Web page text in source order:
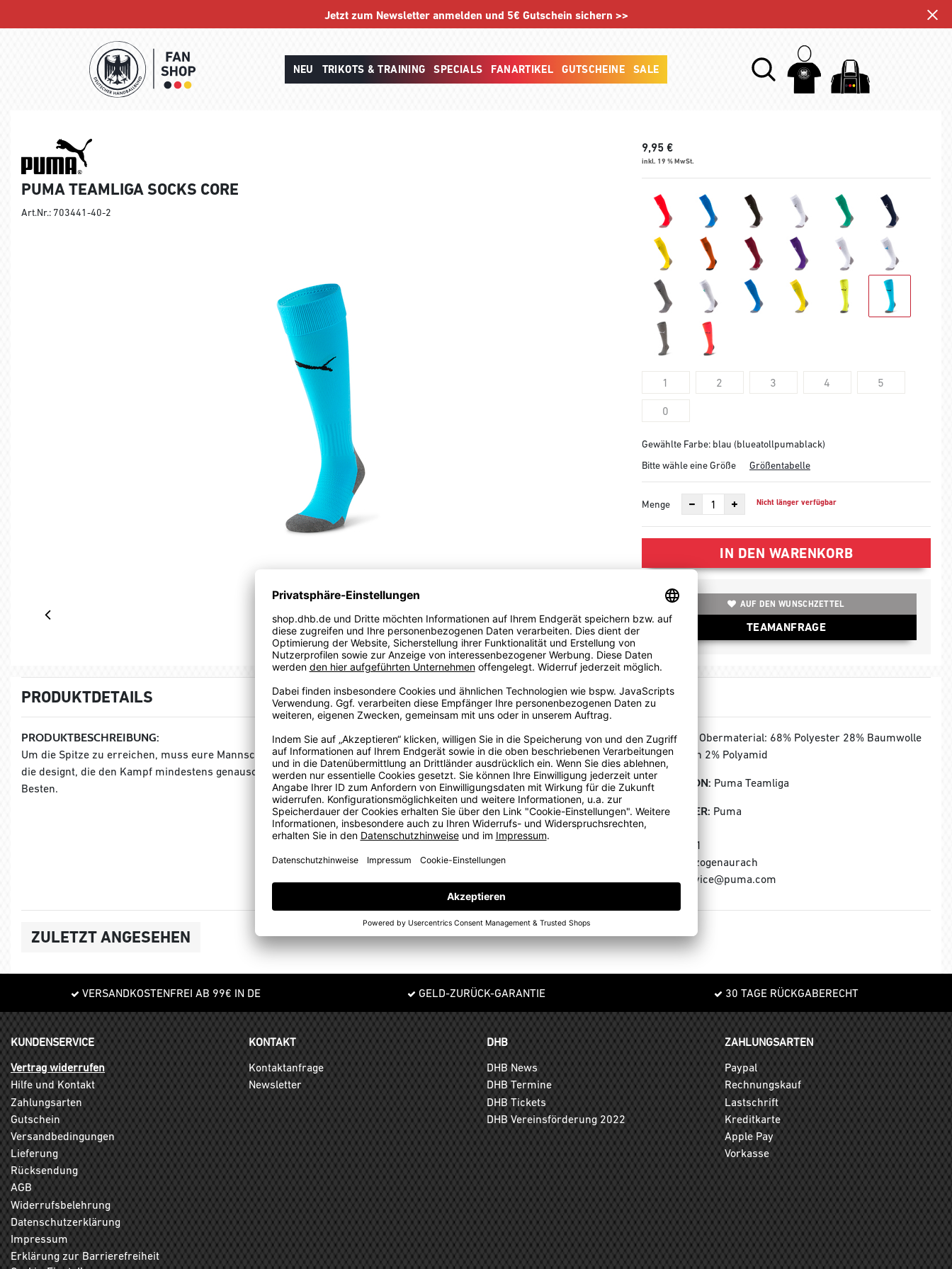
Jetzt zum Newsletter anmelden und 5€ Gutschein sichern >>
NEU TRIKOTS & TRAINING SPECIALS FANARTIKEL GUTSCHEINE SALE
PUMA TEAMLIGA SOCKS CORE
Art.Nr.: 703441-40-2
9,95 €
inkl. 19 % MwSt.
1 2 3 4 5
0
Gewählte Farbe: blau (blueatollpumablack)
Bitte wähle eine Größe
Größentabelle
Menge Nicht länger verfügbar
IN DEN WARENKORB
AUF DEN WUNSCHZETTEL
TEAMANFRAGE
PRODUKTDETAILS
PRODUKTBESCHREIBUNG:
Um die Spitze zu erreichen, muss eure Mannschaft mit der besten Teamausrüstung spielen. Diese Kollektion wurde für
die designt, die den Kampf mindestens genauso lieben wie den Sieg. Glaubt nicht nur, dass ihr die Besten seid. Seid die
Besten.
MATERIAL:
Obermaterial: 68% Polyester 28% Baumwolle
2% Elasthan 2% Polyamid
KOLLEKTION: Puma Teamliga
HERSTELLER: Puma
Puma SE
Puma Way 1
91074 Herzogenaurach
E-Mail: service@puma.com
ZULETZT ANGESEHEN
VERSANDKOSTENFREI AB 99€ IN DE GELD-ZURÜCK-GARANTIE 30 TAGE RÜCKGABERECHT
KUNDENSERVICE
Vertrag widerrufen
Hilfe und Kontakt
Zahlungsarten
Gutschein
Versandbedingungen
Lieferung
Rücksendung
AGB
Widerrufsbelehrung
Datenschutzerklärung
Impressum
Erklärung zur Barrierefreiheit
KONTAKT
Kontaktanfrage
Newsletter
DHB
DHB News
DHB Termine
DHB Tickets
DHB Vereinsförderung 2022
ZAHLUNGSARTEN
Paypal
Rechnungskauf
Lastschrift
Kreditkarte
Apple Pay
Vorkasse